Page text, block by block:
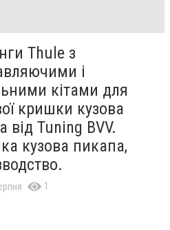
Thule з
і
кітами для
кришки кузова
від Tuning BVV.
кузова пикапа,
1